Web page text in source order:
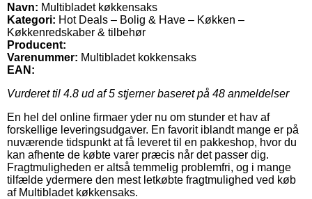
Navn: Multibladet køkkensaks
Kategori: Hot Deals – Bolig & Have – Køkken –
Køkkenredskaber & tilbehør
Producent:
Varenummer: Multibladet kokkensaks
EAN:
Vurderet til 4.8 ud af 5 stjerner baseret på 48 anmeldelser
En hel del online firmaer yder nu om stunder et hav af
forskellige leveringsudgaver. En favorit iblandt mange er på
nuværende tidspunkt at få leveret til en pakkeshop, hvor du
kan afhente de købte varer præcis når det passer dig.
Fragtmuligheden er altså temmelig problemfri, og i mange
tilfælde ydermere den mest letkøbte fragtmulighed ved køb
af Multibladet køkkensaks.